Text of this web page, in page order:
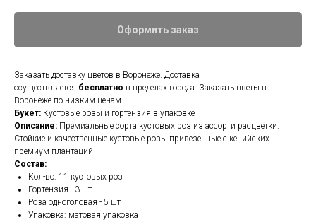
Оформить заказ
Заказать доставку цветов в Воронеже. Доставка
осуществляется бесплатно в пределах города. Заказать цветы в
Воронеже по низким ценам
Букет: Кустовые розы и гортензия в упаковке
Описание: Премиальные сорта кустовых роз из ассорти расцветки.
Стойкие и качественные кустовые розы привезенные с кенийских
премиум-плантаций
Состав:
Кол-во: 11 кустовых роз
Гортензия - 3 шт
Роза одноголовая - 5 шт
Упаковка: матовая упаковка